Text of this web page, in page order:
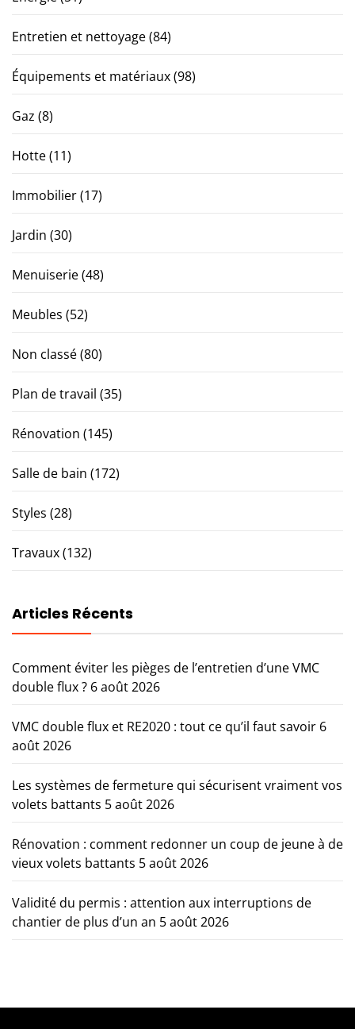
Entretien et nettoyage(84)
Équipements et matériaux(98)
Gaz (8)
Hotte(11)
Immobilier(17)
Jardin (30)
Menuiserie(48)
Meubles (52)
Non classé(80)
Plan de travail (35)
Rénovation (145)
Salle de bain (172)
Styles (28)
Travaux(132)
Articles Récents
Comment éviter les pièges de l’entretien d’une VMC
double flux ? 6 août 2026
VMC double flux et RE2020 : tout ce qu’il faut savoir 6
août 2026
Les systèmes de fermeture qui sécurisent vraiment vos
volets battants 5 août 2026
Rénovation : comment redonner un coup de jeune à de
vieux volets battants 5 août 2026
Validité du permis : attention aux interruptions de
chantier de plus d’un an 5 août 2026